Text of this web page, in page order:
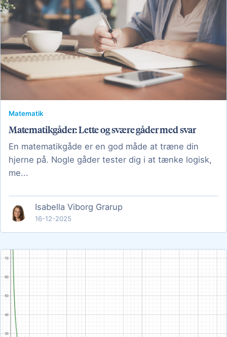
Matematik
Matematikgåder: Lette og svære gåder med svar
En matematikgåde er en god måde at træne din
hjerne på. Nogle gåder tester dig i at tænke logisk,
me...
Isabella Viborg Grarup
16-12-2025